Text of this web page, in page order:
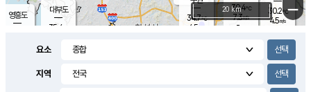
영흥도
30.2℃
4.5m/s
대부도
35.4
30.4℃
7.3m/s
-
34.7℃
4.5 m/s
−
20 km
요소
지역